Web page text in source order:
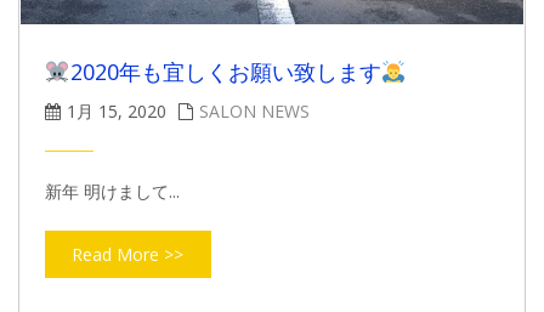
2020年も宜しくお願い致します
1月 15, 2020 SALON NEWS
新年 明けまして...
Read More >>